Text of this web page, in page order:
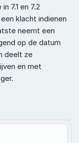
7.1 en 7.2
klacht indienen
neemt een
op de datum
deelt ze
en met